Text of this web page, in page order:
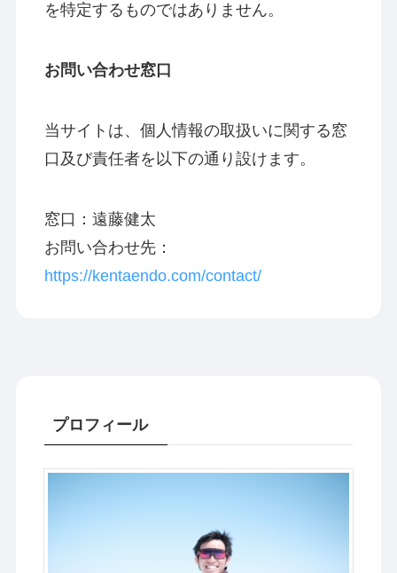
を特定するものではありません。
お問い合わせ窓口
当サイトは、個人情報の取扱いに関する窓
口及び責任者を以下の通り設けます。
窓口：遠藤健太
お問い合わせ先：
https://kentaendo.com/contact/
プロフィール